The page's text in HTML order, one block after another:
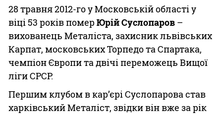
28 травня 2012-го у Московській області у
віці 53 років помер Юрій Суслопаров –
вихованець Металіста, захисник львівських
Карпат, московських Торпедо та Спартака,
чемпіон Європи та двічі переможець Вищої
ліги СРСР.
Першим клубом в кар’єрі Суслопарова став
харківський Металіст, звідки він вже за рік